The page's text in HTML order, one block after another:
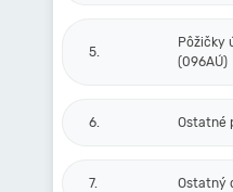
5.
Pôžičky
(096AÚ)
6. Ostatné
7. Ostatný